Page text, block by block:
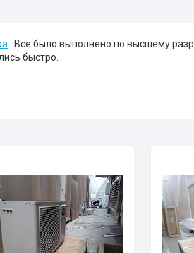
. Все было выполнено по высшему
быстро.